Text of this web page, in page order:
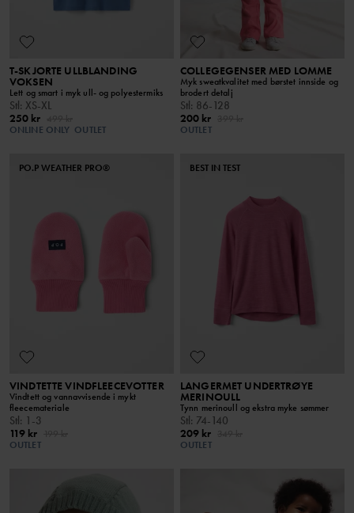
T-SKJORTE ULLBLANDING
VOKSEN
Lett og smart i myk ull- og polyestermiks
Stl: XS-XL
250 kr
ONLINE ONLY OUTLET
COLLEGEGENSER MED LOMME
Myk sweatkvalitet med børstet innside og
brodert detalj
Stl: 86-128
200 kr
OUTLET
PO.P WEATHER PRO®
VINDTETTE VINDFLEECEVOTTER
Vindtett og vannavvisende i mykt
fleecemateriale
Stl: 1-3
119 kr
OUTLET
BEST IN TEST
LANGERMET UNDERTRØYE
MERINOULL
Tynn merinoull og ekstra myke sømmer
Stl: 74-140
209 kr
OUTLET